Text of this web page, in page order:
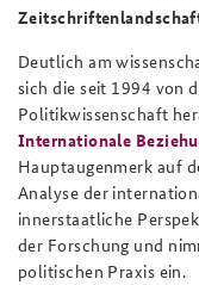
Deutlich am
sich die seit 1994 von
Politikwissenschaft
Internationale
Hauptaugenmerk auf
Analyse der
innerstaatliche
der Forschung und
politischen Praxis ein.